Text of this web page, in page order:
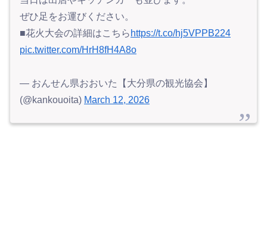
ぜひ足をお運びください。
■花火大会の詳細はこちら https://t.co/hj5VPPB224
pic.twitter.com/HrH8fH4A8o
— おんせん県おおいた【大分県の観光協会】
(@kankouoita) March 12, 2026